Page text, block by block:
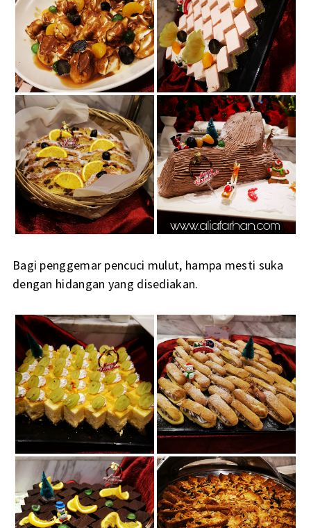
Bagi penggemar pencuci mulut, hampa mesti suka
dengan hidangan yang disediakan.